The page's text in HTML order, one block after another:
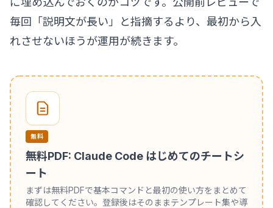
毎回「説明文が長い」と指摘するより、最初から入
れさせないほうが運用が続きます。
無料
無料PDF: Claude Code はじめてのチートシ
ート
まずは無料PDFで基本コマンドと最初の使い方をまとめて
確認してください。登録後はそのままテンプレート集や導